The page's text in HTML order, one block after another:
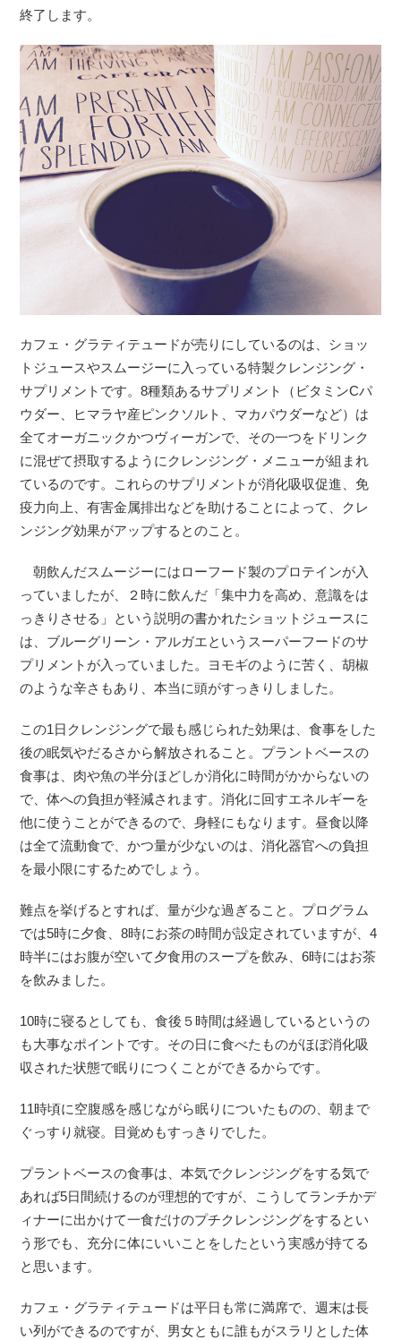
終了します。
カフェ・グラティテュードが売りにしているのは、ショッ
トジュースやスムージーに入っている特製クレンジング・
サプリメントです。8種類あるサプリメント（ビタミンCパ
ウダー、ヒマラヤ産ピンクソルト、マカパウダーなど）は
全てオーガニックかつヴィーガンで、その一つをドリンク
に混ぜて摂取するようにクレンジング・メニューが組まれ
ているのです。これらのサプリメントが消化吸収促進、免
疫力向上、有害金属排出などを助けることによって、クレ
ンジング効果がアップするとのこと。
朝飲んだスムージーにはローフード製のプロテインが入
っていましたが、２時に飲んだ「集中力を高め、意識をは
っきりさせる」という説明の書かれたショットジュースに
は、ブルーグリーン・アルガエというスーパーフードのサ
プリメントが入っていました。ヨモギのように苦く、胡椒
のような辛さもあり、本当に頭がすっきりしました。
この1日クレンジングで最も感じられた効果は、食事をした
後の眠気やだるさから解放されること。プラントベースの
食事は、肉や魚の半分ほどしか消化に時間がかからないの
で、体への負担が軽減されます。消化に回すエネルギーを
他に使うことができるので、身軽にもなります。昼食以降
は全て流動食で、かつ量が少ないのは、消化器官への負担
を最小限にするためでしょう。
難点を挙げるとすれば、量が少な過ぎること。プログラム
では5時に夕食、8時にお茶の時間が設定されていますが、4
時半にはお腹が空いて夕食用のスープを飲み、6時にはお茶
を飲みました。
10時に寝るとしても、食後５時間は経過しているというの
も大事なポイントです。その日に食べたものがほぼ消化吸
収された状態で眠りにつくことができるからです。
11時頃に空腹感を感じながら眠りについたものの、朝まで
ぐっすり就寝。目覚めもすっきりでした。
プラントベースの食事は、本気でクレンジングをする気で
あれば5日間続けるのが理想的ですが、こうしてランチかデ
ィナーに出かけて一食だけのプチクレンジングをするとい
う形でも、充分に体にいいことをしたという実感が持てる
と思います。
カフェ・グラティテュードは平日も常に満席で、週末は長
い列ができるのですが、男女ともに誰もがスラリとした体